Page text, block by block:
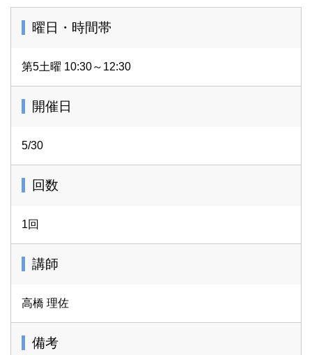
曜日・時間帯
第5土曜 10:30～12:30
開催日
5/30
回数
1回
講師
高橋 理佐
備考